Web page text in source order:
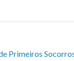
Primeiros